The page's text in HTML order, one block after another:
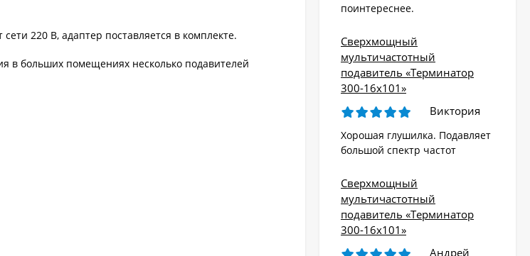
220 В, адаптер поставляется в комплекте.
в больших помещениях несколько подавителей
поинтереснее.
Сверхмощный
мультичастотный
подавитель «Терминатор
300-16х101»
Виктория
Хорошая глушилка. Подавляет
большой спектр частот
Сверхмощный
мультичастотный
подавитель «Терминатор
300-16х101»
Андрей